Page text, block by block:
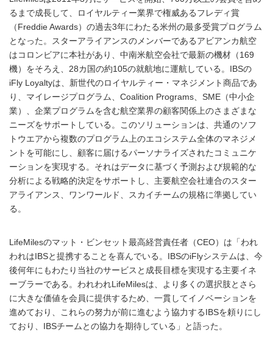
るまで成長して、ロイヤルティー業界で権威あるフレディ賞
（Freddie Awards）の過去3年にわたる米州の最多受賞プログラム
となった。スターアライアンスのメンバーであるアビアンカ航空
はコロンビアに本社があり、中南米航空会社で最新の機材（169
機）をそろえ、28カ国の約105の就航地に運航している。IBSの
iFly Loyaltyは、新世代のロイヤルティー・マネジメント商品であ
り、マイレージプログラム、Coalition Programs、SME（中小企
業）、企業プログラムを含む航空業界の顧客関係上のさまざまな
ニーズをサポートしている。このソリューションは、共通のソフ
トウエアから複数のプログラム上のエコシステム全体のマネジメ
ントを可能にし、顧客に届けるパーソナライズされたコミュニケ
ーションを実現する。それはデータに基づく予測および規範的な
分析による戦略的決定をサポートし、主要航空会社連合のスター
アライアンス、ワンワールド、スカイチームの規格に準拠してい
る。
LifeMilesのマット・ビンセット最高経営責任者（CEO）は「われ
われはIBSと提携することを喜んでいる。IBSのiFlyシステムは、今
後何年にもわたり当社のサービスと成長目標を実現する主要イネ
ーブラーである。われわれLifeMilesは、より多くの選択肢とさら
に大きな価値を会員に提供するため、一貫してイノベーションを
進めており、これらの努力が前に進むよう協力するIBSを頼りにし
ており、IBSチームとの協力を期待している」と語った。